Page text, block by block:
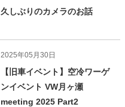
久しぶりのカメラのお話
2025年05月30日
【旧車イベント】空冷ワーゲ
ンイベント VW月ヶ瀬
meeting 2025 Part2